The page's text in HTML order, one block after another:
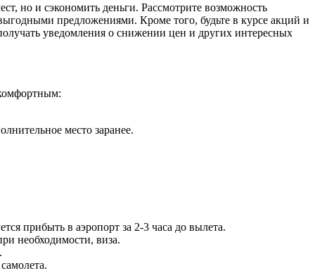
но и сэкономить деньги. Рассмотрите возможность
предложениями. Кроме того, будьте в курсе акций и
уведомления о снижении цен и других интересных
место заранее.
прибыть в аэропорт за 2-3 часа до вылета.
необходимости, виза.